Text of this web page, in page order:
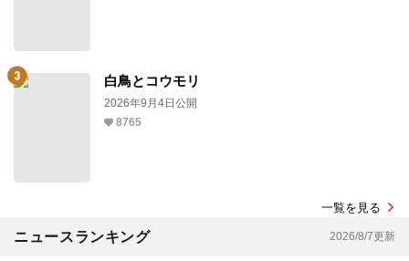
白鳥とコウモリ
2026年9月4日公開
8765
一覧を見る
ニュースランキング 2026/8/7更新